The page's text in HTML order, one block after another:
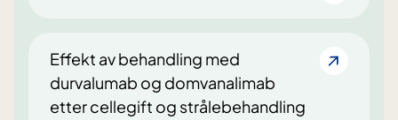
Effekt av behandling med
durvalumab og domvanalimab
etter cellegift og strålebehandling